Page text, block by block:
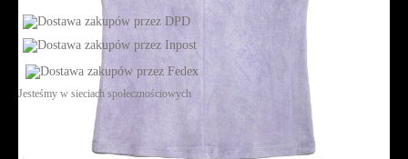
Jesteśmy w sieciach społecznościowych